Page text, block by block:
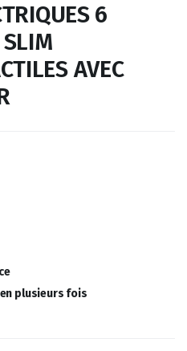
6
AVEC
plusieurs fois